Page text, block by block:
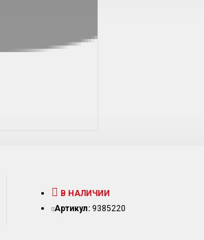
В НАЛИЧИИ
Артикул: 9385220